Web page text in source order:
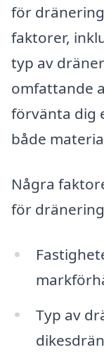
för
faktorer,
typ av
omfattande
förvänta dig
både
Några
för
Typ av